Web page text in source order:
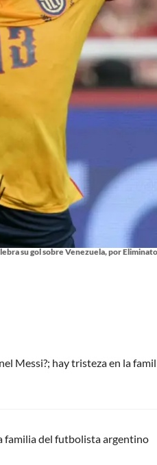
su gol sobre Venezuela, por
Messi?; hay tristeza en la
familia del futbolista argentino